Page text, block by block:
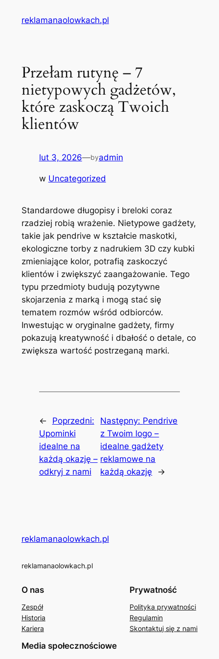
reklamanaolowkach.pl
Przełam rutynę – 7
nietypowych gadżetów,
które zaskoczą Twoich
klientów
lut 3, 2026—byadmin
w Uncategorized
Standardowe długopisy i breloki coraz
rzadziej robią wrażenie. Nietypowe gadżety,
takie jak pendrive w kształcie maskotki,
ekologiczne torby z nadrukiem 3D czy kubki
zmieniające kolor, potrafią zaskoczyć
klientów i zwiększyć zaangażowanie. Tego
typu przedmioty budują pozytywne
skojarzenia z marką i mogą stać się
tematem rozmów wśród odbiorców.
Inwestując w oryginalne gadżety, firmy
pokazują kreatywność i dbałość o detale, co
zwiększa wartość postrzeganą marki.
←
Poprzedni:
Upominki
idealne na
każdą okazję –
odkryj z nami
Następny: Pendrive
z Twoim logo –
idealne gadżety
reklamowe na
każdą okazję
→
reklamanaolowkach.pl
reklamanaolowkach.pl
O nas
Zespół
Historia
Kariera
Prywatność
Polityka prywatności
Regulamin
Skontaktuj się z nami
Media społecznościowe